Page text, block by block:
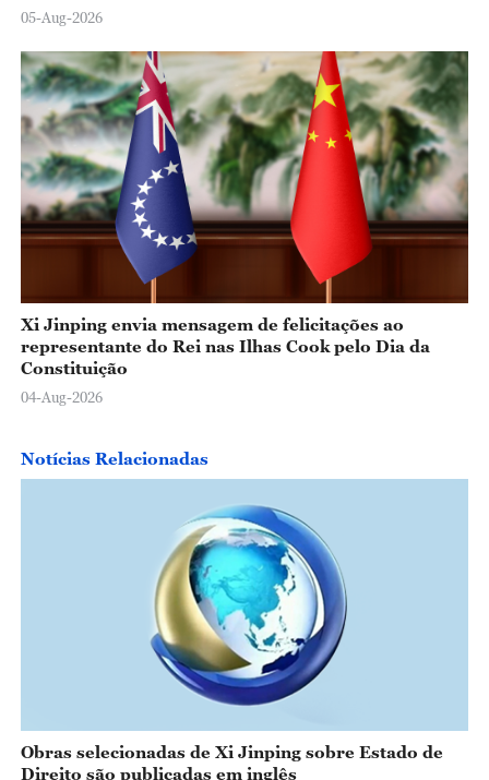
05-Aug-2026
Xi Jinping envia mensagem de felicitações ao
representante do Rei nas Ilhas Cook pelo Dia da
Constituição
04-Aug-2026
Notícias Relacionadas
Obras selecionadas de Xi Jinping sobre Estado de
Direito são publicadas em inglês